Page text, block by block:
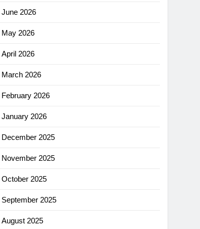
June 2026
May 2026
April 2026
March 2026
February 2026
January 2026
December 2025
November 2025
October 2025
September 2025
August 2025